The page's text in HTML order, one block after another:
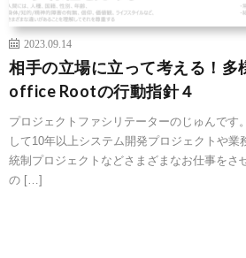
2023.09.14
相手の立場に立って考える！多
office Rootの行動指針４
プロジェクトファシリテーターのじゅんです
して10年以上システム開発プロジェクトや業
統制プロジェクトなどさまざまなお仕事をさ
の […]